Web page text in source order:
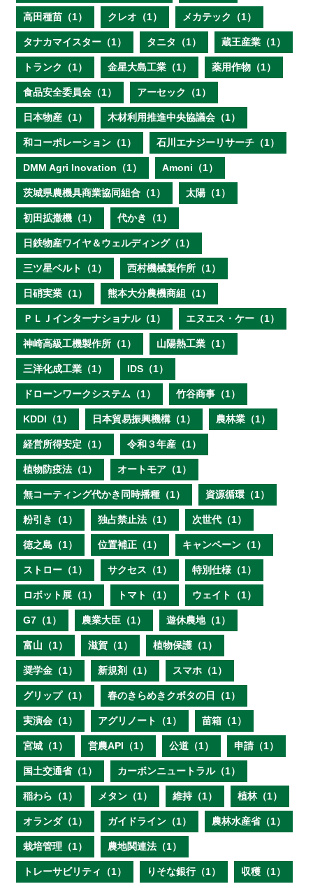
高田種苗（1） クレオ（1） メカテック（1）
タナカマイスター（1） タニタ（1） 蔵王産業（1）
トランク（1） 金星大島工業（1） 薬用作物（1）
食品安全委員会（1） アーセック（1）
日本物産（1） 木材利用推進中央協議会（1）
和コーポレーション（1） 石川エナジーリサーチ（1）
DMM Agri Inovation（1） Amoni（1）
茨城県農機具商業協同組合（1） 太陽（1）
初田拡撒機（1） 代かき（1）
日鉄物産ワイヤ＆ウェルディング（1）
三ツ星ベルト（1） 西村機械製作所（1）
日硝実業（1） 熊本大分農機商組（1）
ＰＬＪインターナショナル（1） エヌエス・ケー（1）
神崎高級工機製作所（1） 山陽熱工業（1）
三洋化成工業（1） IDS（1）
ドローンワークシステム（1） 竹谷商事（1）
KDDI（1） 日本貿易振興機構（1） 農林業（1）
経営所得安定（1） 令和３年産（1）
植物防疫法（1） オートモア（1）
無コーティング代かき同時播種（1） 資源循環（1）
粉引き（1） 独占禁止法（1） 次世代（1）
徳之島（1） 位置補正（1） キャンペーン（1）
ストロー（1） サクセス（1） 特別仕様（1）
ロボット展（1） トマト（1） ウェイト（1）
G7（1） 農業大臣（1） 遊休農地（1）
富山（1） 滋賀（1） 植物保護（1）
奨学金（1） 新規剤（1） スマホ（1）
グリップ（1） 春のきらめきクボタの日（1）
実演会（1） アグリノート（1） 苗箱（1）
宮城（1） 営農API（1） 公道（1） 申請（1）
国土交通省（1） カーボンニュートラル（1）
稲わら（1） メタン（1） 維持（1） 植林（1）
オランダ（1） ガイドライン（1） 農林水産省（1）
栽培管理（1） 農地関連法（1）
トレーサビリティ（1） りそな銀行（1） 収穫（1）